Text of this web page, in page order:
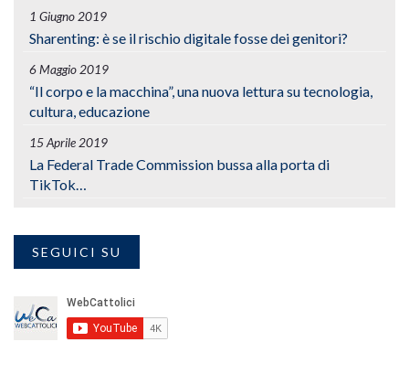
1 Giugno 2019
Sharenting: è se il rischio digitale fosse dei genitori?
6 Maggio 2019
“Il corpo e la macchina”, una nuova lettura su tecnologia,
cultura, educazione
15 Aprile 2019
La Federal Trade Commission bussa alla porta di
TikTok…
SEGUICI SU